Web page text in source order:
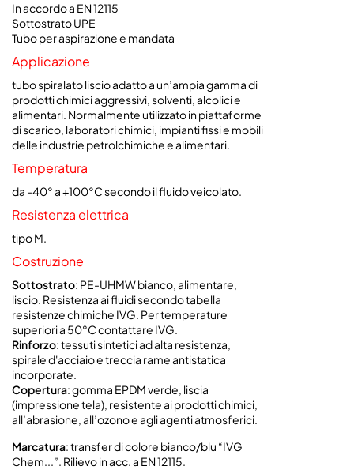
In accordo a EN 12115
Sottostrato UPE
Tubo per aspirazione e mandata
Applicazione
tubo spiralato liscio adatto a un’ampia gamma di
prodotti chimici aggressivi, solventi, alcolici e
alimentari. Normalmente utilizzato in piattaforme
di scarico, laboratori chimici, impianti fissi e mobili
delle industrie petrolchimiche e alimentari.
Temperatura
da -40° a +100°C secondo il fluido veicolato.
Resistenza elettrica
tipo M.
Costruzione
Sottostrato: PE-UHMW bianco, alimentare,
liscio. Resistenza ai fluidi secondo tabella
resistenze chimiche IVG. Per temperature
superiori a 50°C contattare IVG.
Rinforzo: tessuti sintetici ad alta resistenza,
spirale d'acciaio e treccia rame antistatica
incorporate.
Copertura: gomma EPDM verde, liscia
(impressione tela), resistente ai prodotti chimici,
all’abrasione, all’ozono e agli agenti atmosferici.
Marcatura: transfer di colore bianco/blu “IVG
Chem...”. Rilievo in acc. a EN 12115.